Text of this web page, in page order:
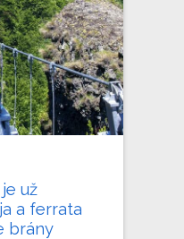
už
a ferrata
brány